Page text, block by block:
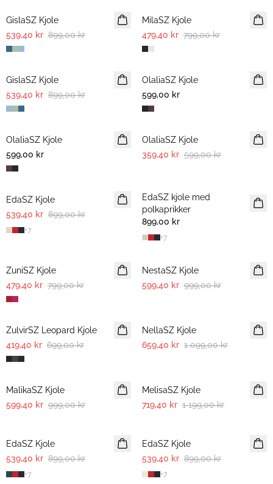
GislaSZ Kjole
539,40 kr 899,00 kr
MilaSZ Kjole
479,40 kr 799,00 kr
-40%
GislaSZ Kjole
539,40 kr 899,00 kr
NYHET
OlaliaSZ Kjole
599,00 kr
NYHET
OlaliaSZ Kjole
599,00 kr
-40%
OlaliaSZ Kjole
359,40 kr 599,00 kr
-40%
EdaSZ Kjole
539,40 kr 899,00 kr
+7
EdaSZ kjole med
polkaprikker
899,00 kr
+7
ZuniSZ Kjole
479,40 kr 799,00 kr
NestaSZ Kjole
599,40 kr 999,00 kr
-40%
ZulvirSZ Leopard Kjole
419,40 kr 699,00 kr
NellaSZ Kjole
659,40 kr 1 099,00 kr
-40%
MalikaSZ Kjole
599,40 kr 999,00 kr
MelisaSZ Kjole
719,40 kr 1 199,00 kr
EdaSZ Kjole
539,40 kr 899,00 kr
+7
EdaSZ Kjole
539,40 kr 899,00 kr
+7